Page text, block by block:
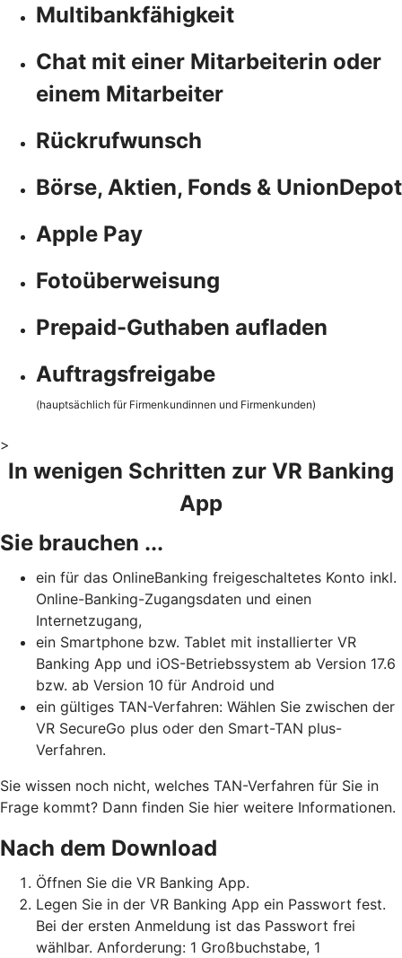
Multibankfähigkeit
Chat mit einer Mitarbeiterin oder
einem Mitarbeiter
Rückrufwunsch
Börse, Aktien, Fonds & UnionDepot
Apple Pay
Fotoüberweisung
Prepaid-Guthaben aufladen
Auftragsfreigabe
(hauptsächlich für Firmenkundinnen und Firmenkunden)
>
In wenigen Schritten zur VR Banking
App
Sie brauchen ...
ein für das OnlineBanking freigeschaltetes Konto inkl.
Online-Banking-Zugangsdaten und einen
Internetzugang,
ein Smartphone bzw. Tablet mit installierter VR
Banking App und iOS-Betriebssystem ab Version 17.6
bzw. ab Version 10 für Android und
ein gültiges TAN-Verfahren: Wählen Sie zwischen der
VR SecureGo plus oder den Smart-TAN plus-
Verfahren.
Sie wissen noch nicht, welches TAN-Verfahren für Sie in
Frage kommt? Dann finden Sie hier weitere Informationen.
Nach dem Download
Öffnen Sie die VR Banking App.
Legen Sie in der VR Banking App ein Passwort fest.
Bei der ersten Anmeldung ist das Passwort frei
wählbar. Anforderung: 1 Großbuchstabe, 1